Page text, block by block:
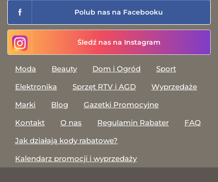
Polub nas na Facebooku
Śledź nas na Instagram
Moda Beauty Dom i Ogród
Sport
Elektronika
Sprzęt RTV i AGD
Wyprzedaże
Marki
Blog
Gazetki Promocyjne
Kontakt
O nas Regulamin Rabater
FAQ
Jak działają kody rabatowe?
Kalendarz promocji i wyprzedaży